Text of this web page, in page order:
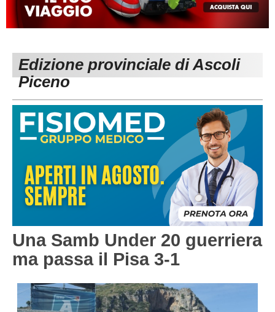
MACERATA
Carica la tua Rosa
ECCELLENZA
1^ CATEGORIA
3^ CATEGORIA
GIOVANILI
REGIONALI
Edizione provinciale di Ascoli
Piceno
Una Samb Under 20 guerriera
ma passa il Pisa 3-1